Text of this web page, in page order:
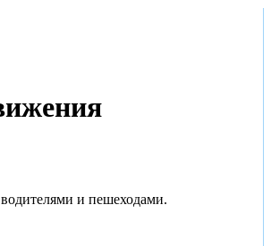
и пешеходами.